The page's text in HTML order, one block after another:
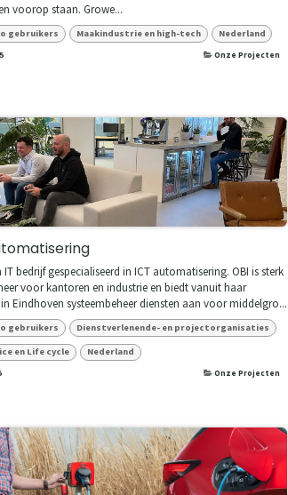
voorop staan. Growe...
gebruikers Maakindustrie en high-tech Nederland
Onze Projecten
IT bedrijf gespecialiseerd in ICT automatisering. OBI is sterk
voor kantoren en industrie en biedt vanuit haar
Eindhoven systeembeheer diensten aan voor middelgro...
gebruikers Dienstverlenende- en projectorganisaties
en Life cycle Nederland
Onze Projecten